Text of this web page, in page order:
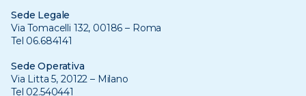
Sede Legale
Via Tomacelli 132, 00186 – Roma
Tel 06.684141
Sede Operativa
Via Litta 5, 20122 – Milano
Tel 02.540441